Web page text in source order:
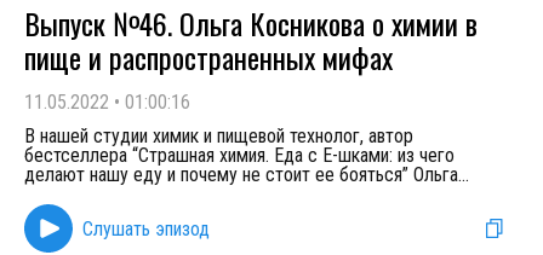
Выпуск №46. Ольга Косникова о химии в
пище и распространенных мифах
11.05.2022 • 01:00:16
В нашей студии химик и пищевой технолог, автор
бестселлера “Страшная химия. Еда с Е-шками: из чего
делают нашу еду и почему не стоит ее бояться” Ольга...
Слушать эпизод